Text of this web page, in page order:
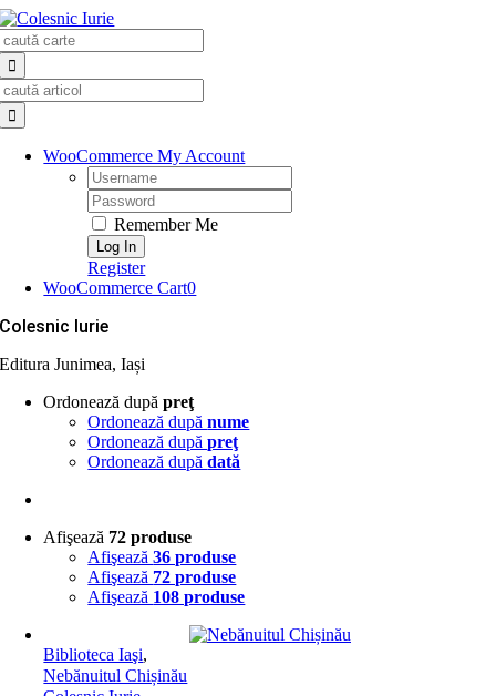
Skip
to
content
WooCommerce My Account
Username:
Password:
Remember Me
Register
WooCommerce Cart0
Colesnic Iurie
Editura Junimea, Iași
Ordonează dupăpreţ
Ordonează dupănume
Ordonează dupăpreţ
Ordonează dupădată
Afişează 72 produse
Afişează36 produse
Afişează 72 produse
Afişează 108 produse
Biblioteca Iaşi,
Nebănuitul Chișinău